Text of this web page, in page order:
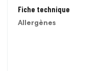
Fiche technique
Allergènes